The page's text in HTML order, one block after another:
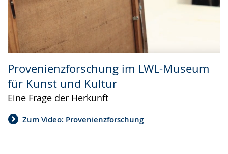
Provenienzforschung im LWL-Museum
für Kunst und Kultur
Eine Frage der Herkunft
Zum Video: Provenienzforschung